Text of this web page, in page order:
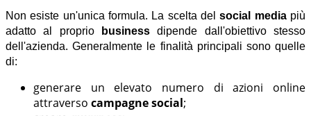
Non esiste un'unica formula. La scelta delsocial media più
adatto al propriobusiness dipende dall'obiettivo stesso
dell'azienda.Generalmente le finalità principali sono quelle
di:
generare un elevato numero di azioni online
attraverso campagne social;